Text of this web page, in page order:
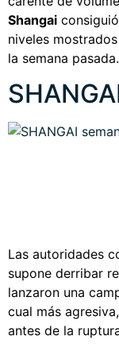
Shangai
niveles
la semana pasada.
Las autoridades
supone derribar
lanzaron una
cual más
antes de la